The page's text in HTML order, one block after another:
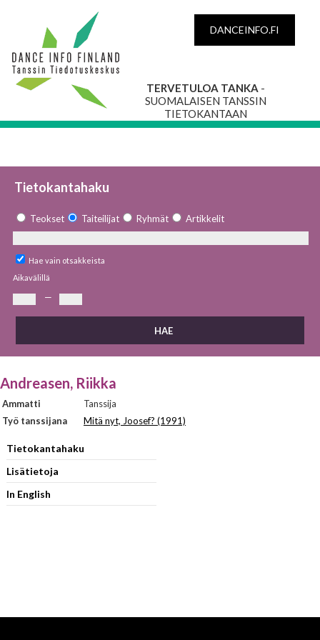
DANCEINFO.FI
TERVETULOA TANKA -
SUOMALAISEN TANSSIN
TIETOKANTAAN
Tietokantahaku
Teokset Taiteilijat Ryhmät Artikkelit
Hae vain otsakkeista
Aikavälillä
—
Andreasen, Riikka
Ammatti
Tanssija
Työ tanssijana
Mitä nyt, Joosef? (1991)
Tietokantahaku
Lisätietoja
In English